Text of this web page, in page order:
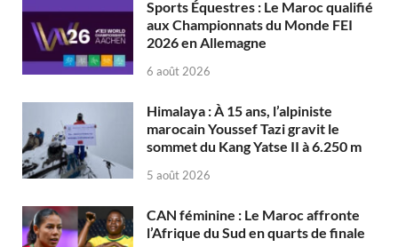
Sports Équestres : Le Maroc qualifié
aux Championnats du Monde FEI
2026 en Allemagne
6 août 2026
Himalaya : À 15 ans, l’alpiniste
marocain Youssef Tazi gravit le
sommet du Kang Yatse II à 6.250 m
5 août 2026
CAN féminine : Le Maroc affronte
l’Afrique du Sud en quarts de finale